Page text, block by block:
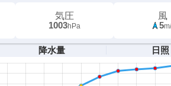
気圧
1003hPa
風
5
降水量 日照